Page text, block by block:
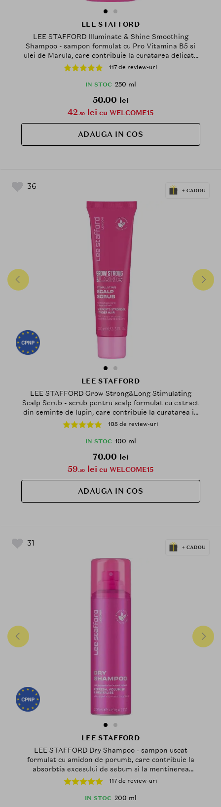
LEE STAFFORD
LEE STAFFORD Illuminate & Shine Smoothing
Shampoo - sampon formulat cu Pro Vitamina B5 si
ulei de Marula, care contribuie la curatarea delicata
a parului lipsit de stralucire sau predispus la
incretire si la metinerea aspectului matasos si ultra-
lucios - 250 ml
117 de review-uri
IN STOC 250 ml
50.00 lei
42.50 lei cu WELCOME15
ADAUGA IN COS
36
LEE STAFFORD
LEE STAFFORD Grow Strong&Long Stimulating
Scalp Scrub - scrub pentru scalp formulat cu extract
din seminte de lupin, care contribuie la curatarea in
profunzime a scalpului si la mentinerea unui scalp
echilibrat si hidratat - 100 ml
105 de review-uri
IN STOC 100 ml
70.00 lei
59.50 lei cu WELCOME15
ADAUGA IN COS
31
LEE STAFFORD
LEE STAFFORD Dry Shampoo - sampon uscat
formulat cu amidon de porumb, care contribuie la
absorbtia excesului de sebum si la mentinerea
aspectului proaspat al parului intre spalari - 200 ml
117 de review-uri
IN STOC 200 ml